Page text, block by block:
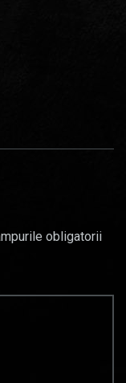
obligatorii